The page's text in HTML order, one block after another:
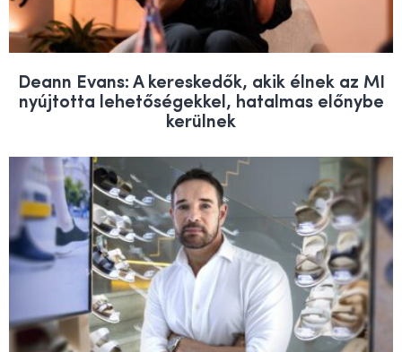
Deann Evans: A kereskedők, akik élnek az MI
nyújtotta lehetőségekkel, hatalmas előnybe
kerülnek